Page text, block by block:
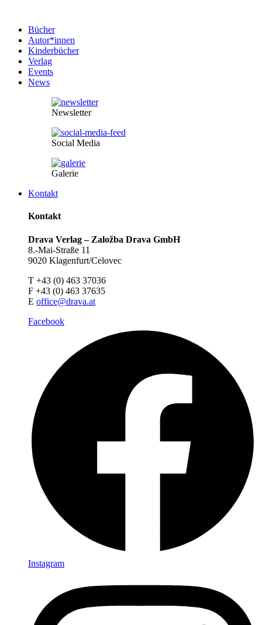
Bücher
Autor*innen
Kinderbücher
Verlag
Events
News
Newsletter
Social Media
Galerie
Kontakt
Kontakt
Drava Verlag – Založba Drava GmbH
8.-Mai-Straße 11
9020 Klagenfurt/Celovec
T +43 (0) 463 37036
F +43 (0) 463 37635
E office@drava.at
Facebook
Instagram